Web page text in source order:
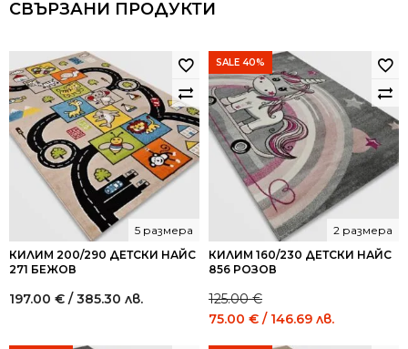
СВЪРЗАНИ ПРОДУКТИ
КИЛИМ 200/290 ДЕТСКИ НАЙС
271 БЕЖОВ
5 размера
197.00 € / 385.30 лв.
SALE 40%
КИЛИМ 160/230 ДЕТСКИ НАЙС
856 РОЗОВ
2 размера
125.00€
Original
75.00 € / 146.69 лв.